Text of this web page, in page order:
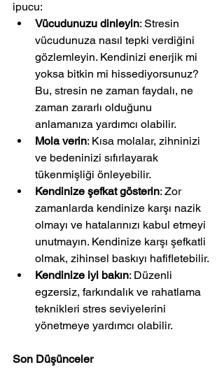
ipucu:
Vücudunuzu dinleyin: Stresin
vücudunuza nasıl tepki verdiğini
gözlemleyin. Kendinizi enerjik mi
yoksa bitkin mi hissediyorsunuz?
Bu, stresin ne zaman faydalı, ne
zaman zararlı olduğunu
anlamanıza yardımcı olabilir.
Mola verin: Kısa molalar, zihninizi
ve bedeninizi sıfırlayarak
tükenmişliği önleyebilir.
Kendinize şefkat gösterin: Zor
zamanlarda kendinize karşı nazik
olmayı ve hatalarınızı kabul etmeyi
unutmayın. Kendinize karşı şefkatli
olmak, zihinsel baskıyı hafifletebilir.
Kendinize iyi bakın: Düzenli
egzersiz, farkındalık ve rahatlama
teknikleri stres seviyelerini
yönetmeye yardımcı olabilir.
Son Düşünceler